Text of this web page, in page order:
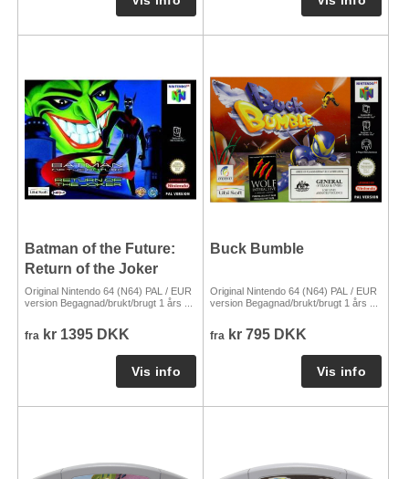
Batman of the Future:
Return of the Joker
Original Nintendo 64 (N64) PAL / EUR
version Begagnad/brukt/brugt 1 års ...
fra kr 1395 DKK
Buck Bumble
Original Nintendo 64 (N64) PAL / EUR
version Begagnad/brukt/brugt 1 års ...
fra kr 795 DKK